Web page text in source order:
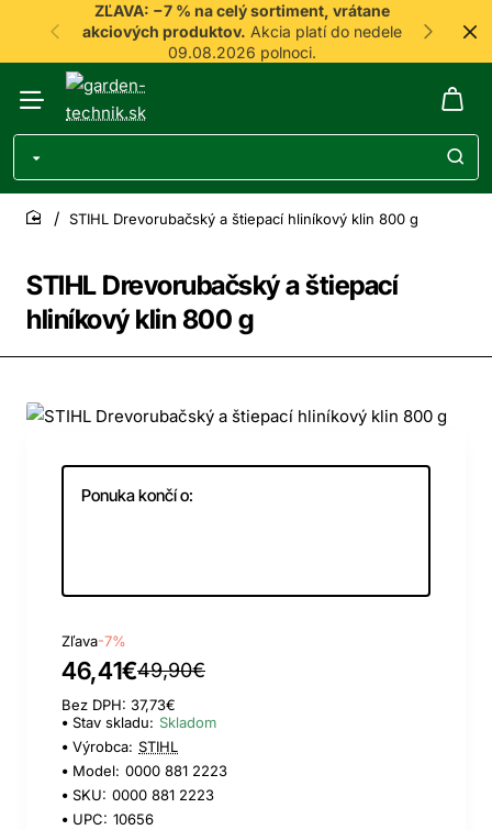
ZĽAVA: −7 % na celý sortiment, vrátane
akciových produktov. Akcia platí do nedele
09.08.2026 polnoci.
STIHL Drevorubačský a štiepací
hliníkový klin 800 g
home
STIHL Drevorubačský a štiepací hliníkový klin 800 g
Ponuka končí o:
Zľava-7%
46,41€49,90€
Bez DPH: 37,73€
Stav skladu: Skladom
Výrobca: STIHL
Model: 0000 881 2223
SKU: 0000 881 2223
UPC: 10656